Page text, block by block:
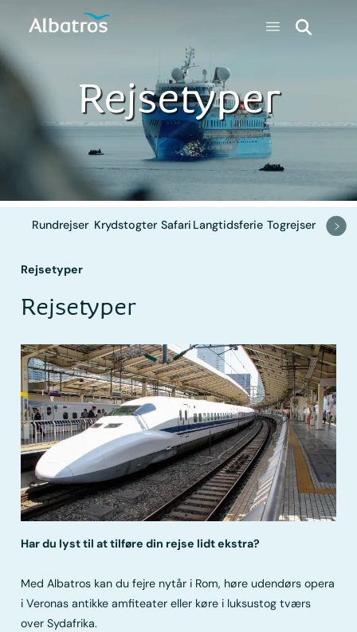
Rejsetyper
Rundrejser Krydstogter Safari Langtidsferie Togrejser
Rejsetyper
Rejsetyper
Har du lyst til at tilføre din rejse lidt ekstra?
Med Albatros kan du fejre nytår i Rom, høre udendørs opera
i Veronas antikke amfiteater eller køre i luksustog tværs
over Sydafrika.